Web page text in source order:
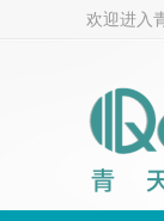
欢迎进入